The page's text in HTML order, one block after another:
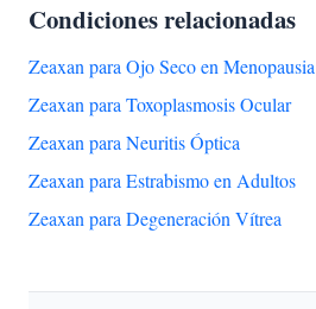
Condiciones relacionadas
Zeaxan para Ojo Seco en Menopausia
Zeaxan para Toxoplasmosis Ocular
Zeaxan para Neuritis Óptica
Zeaxan para Estrabismo en Adultos
Zeaxan para Degeneración Vítrea